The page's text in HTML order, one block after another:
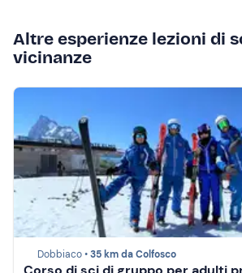
Altre esperienze lezioni di
vicinanze
Dobbiaco •35 km da Colfosco